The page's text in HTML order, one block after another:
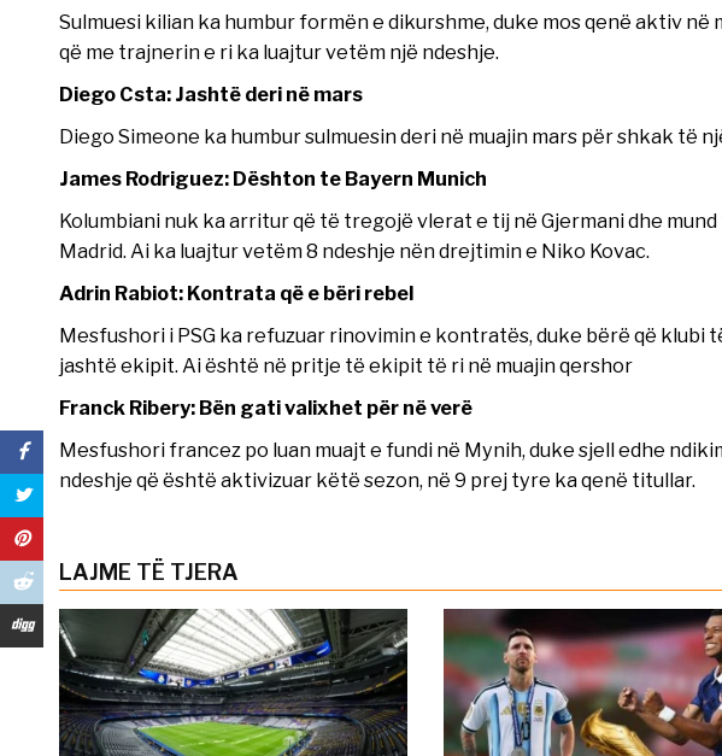
Sulmuesi kilian ka humbur formën e dikurshme, duke mos qenë aktiv
që me trajnerin e ri ka luajtur vetëm një ndeshje.
Diego Csta: Jashtë deri në mars
Diego Simeone ka humbur sulmuesin deri në muajin mars për shkak të
James Rodriguez: Dështon te Bayern Munich
Kolumbiani nuk ka arritur që të tregojë vlerat e tij në Gjermani dhe
Madrid. Ai ka luajtur vetëm 8 ndeshje nën drejtimin e Niko Kovac.
Adrin Rabiot: Kontrata që e bëri rebel
Mesfushori i PSG ka refuzuar rinovimin e kontratës, duke bërë që klubi
jashtë ekipit. Ai është në pritje të ekipit të ri në muajin qershor
Franck Ribery: Bën gati valixhet për në verë
Mesfushori francez po luan muajt e fundi në Mynih, duke sjell edhe
ndeshje që është aktivizuar këtë sezon, në 9 prej tyre ka qenë titullar.
LAJME TË TJERA